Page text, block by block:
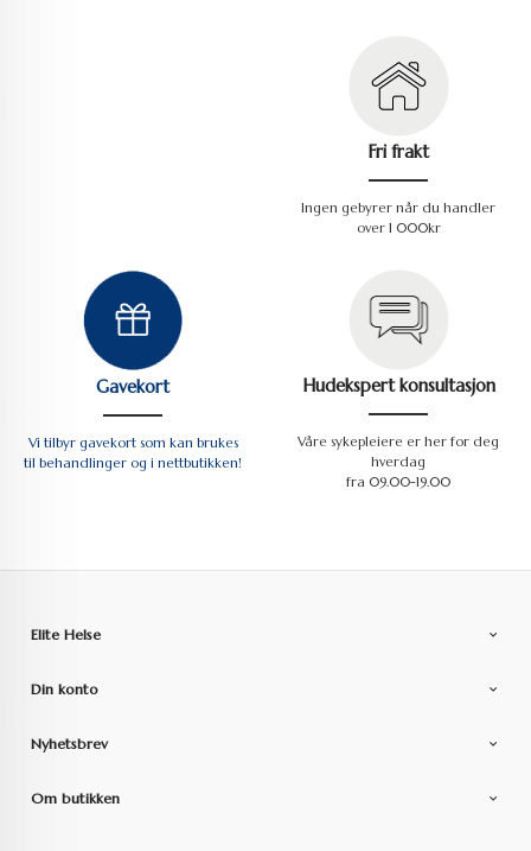
Fri frakt
Ingen gebyrer når du handler
over 1 000kr
Gavekort
Vi tilbyr gavekort som kan brukes
til behandlinger og i nettbutikken!
Hudekspert konsultasjon
Våre sykepleiere er her for deg
hverdag
fra 09.00-19.00
Elite Helse
Din konto
Nyhetsbrev
Om butikken